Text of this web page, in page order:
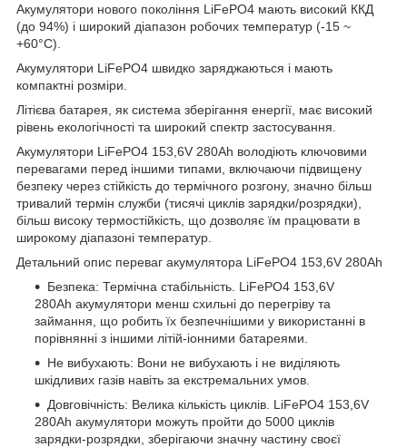
Акумулятори нового покоління LiFePO4 мають високий ККД
(до 94%) і широкий діапазон робочих температур (-15 ~
+60°C).
Акумулятори LiFePO4 швидко заряджаються і мають
компактні розміри.
Літієва батарея, як система зберігання енергії, має високий
рівень екологічності та широкий спектр застосування.
Акумулятори LiFePO4 153,6V 280Ah володіють ключовими
перевагами перед іншими типами, включаючи підвищену
безпеку через стійкість до термічного розгону, значно більш
тривалий термін служби (тисячі циклів зарядки/розрядки),
більш високу термостійкість, що дозволяє їм працювати в
широкому діапазоні температур.
Детальний опис переваг акумулятора LiFePO4 153,6V 280Ah
Безпека: Термічна стабільність. LiFePO4 153,6V
280Ah акумулятори менш схильні до перегріву та
займання, що робить їх безпечнішими у використанні в
порівнянні з іншими літій-іонними батареями.
Не вибухають: Вони не вибухають і не виділяють
шкідливих газів навіть за екстремальних умов.
Довговічність: Велика кількість циклів. LiFePO4 153,6V
280Ah акумулятори можуть пройти до 5000 циклів
зарядки-розрядки, зберігаючи значну частину своєї